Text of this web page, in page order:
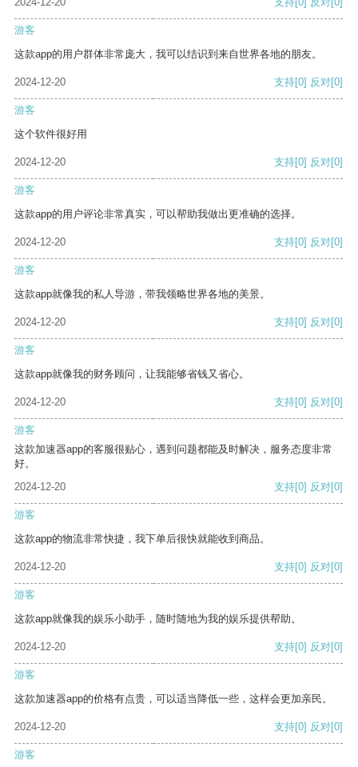
游客
这款app的用户群体非常庞大，我可以结识到来自世界各地的朋友。
2024-12-20 支持[0] 反对[0]
游客
这个软件很好用
2024-12-20 支持[0] 反对[0]
游客
这款app的用户评论非常真实，可以帮助我做出更准确的选择。
2024-12-20 支持[0] 反对[0]
游客
这款app就像我的私人导游，带我领略世界各地的美景。
2024-12-20 支持[0] 反对[0]
游客
这款app就像我的财务顾问，让我能够省钱又省心。
2024-12-20 支持[0] 反对[0]
游客
这款加速器app的客服很贴心，遇到问题都能及时解决，服务态度非常
好。
2024-12-20
支持[0] 反对[0]
游客
这款app的物流非常快捷，我下单后很快就能收到商品。
2024-12-20 支持[0] 反对[0]
游客
这款app就像我的娱乐小助手，随时随地为我的娱乐提供帮助。
2024-12-20 支持[0] 反对[0]
游客
这款加速器app的价格有点贵，可以适当降低一些，这样会更加亲民。
2024-12-20 支持[0] 反对[0]
游客